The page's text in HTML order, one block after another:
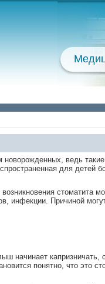
ведь
для детей
стоматита
инфекции. Причиной
начинает капризничать,
понятно, что это